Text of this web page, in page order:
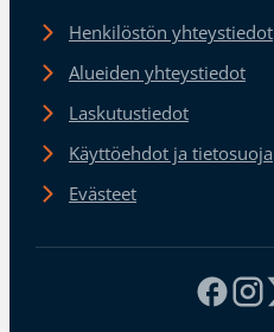
Henkilöstön yhteystiedot
Alueiden yhteystiedot
Laskutustiedot
Käyttöehdot ja tietosuoja
Evästeet